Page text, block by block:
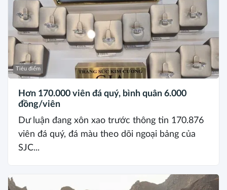
Tiêu điểm
Hơn 170.000 viên đá quý, bình quân 6.000
đồng/viên
Dư luận đang xôn xao trước thông tin 170.876
viên đá quý, đá màu theo dõi ngoại bảng của
SJC...